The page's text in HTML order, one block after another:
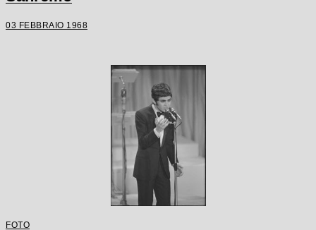
03 FEBBRAIO 1968
FOTO